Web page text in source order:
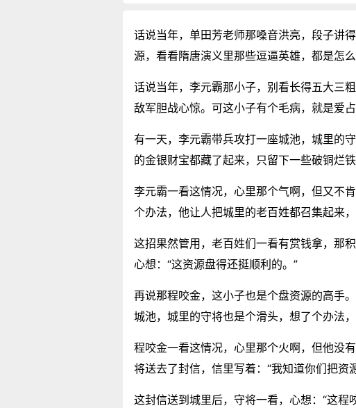
话说当年，单田芳老师那嗓音洪亮，段子讲
源，看看隋唐演义里那些逗逼英雄，都是怎么
话说当年，李元霸那小子，别看长得五大三
敌军胆战心惊。可这小子有个毛病，就是爱
有一天，李元霸带兵攻打一座城池，城里的
的金银财宝都藏了起来，只留下一些破铜烂铁
李元霸一看这情况，心里那个气啊，但又不
个办法，他让人把城里的老百姓都召集起来
这招果然管用，老百姓们一看有赏钱拿，那
心想：“这资源盘得还挺顺利的。”
再说那程咬金，这小子也是个盘资源的高手
城池，城里的守将也是个滑头，想了个办法
程咬金一看这情况，心里那个火啊，但他没
将送去了封信，信里写着：“我知道你们把
这封信送到城里后，守将一看，心想：“这